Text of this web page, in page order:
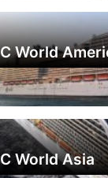
World
World Asia